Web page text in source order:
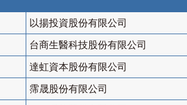
以揚投資股份有限公司
台商生醫科技股份有限公司
達虹資本股份有限公司
霈晟股份有限公司